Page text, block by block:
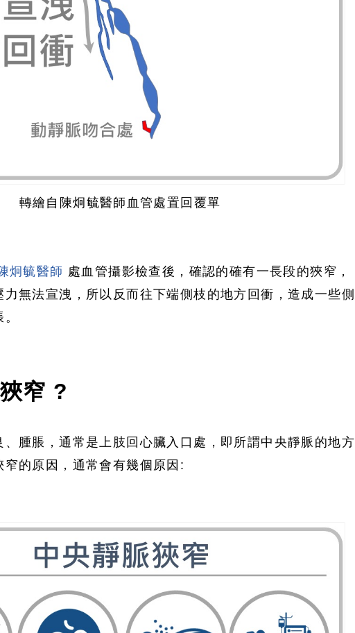
轉繪自陳炯毓醫師血管處置回覆單
炯毓醫師 處血管攝影檢查後，確認的確有一長段的狹窄，
力無法宣洩，所以反而往下端側枝的地方回衝，造成一些側
窄 ?
腫脹，通常是上肢回心臟入口處，即所謂中央靜脈的地方
的原因，通常會有幾個原因: